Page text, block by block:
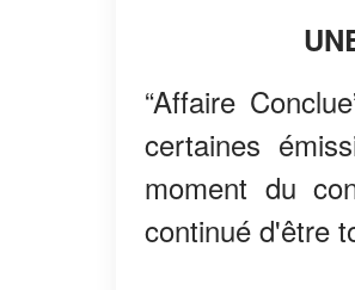
“Affaire
certaines
moment du
continué d'être